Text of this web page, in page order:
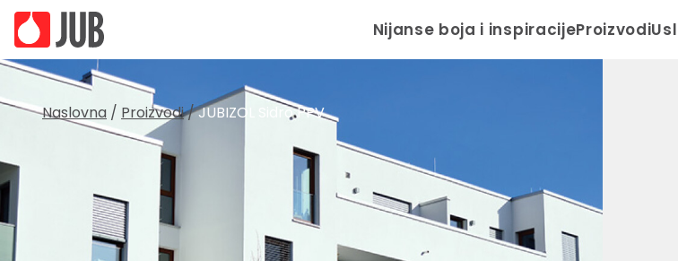
Nijanse boja i inspiracijeProizvodi
Naslovna / Proizvodi/JUBIZOL Sidro PPV